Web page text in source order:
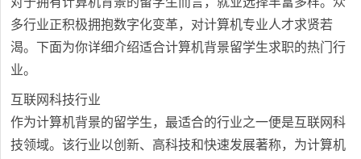
多行业正积极拥抱数字化变革，对计算机专业人才求贤若
渴。下面为你详细介绍适合计算机背景留学生求职的热门行
业。
互联网科技行业
作为计算机背景的留学生，最适合的行业之一便是互联网科
技领域。该行业以创新、高科技和快速发展著称，为计算机